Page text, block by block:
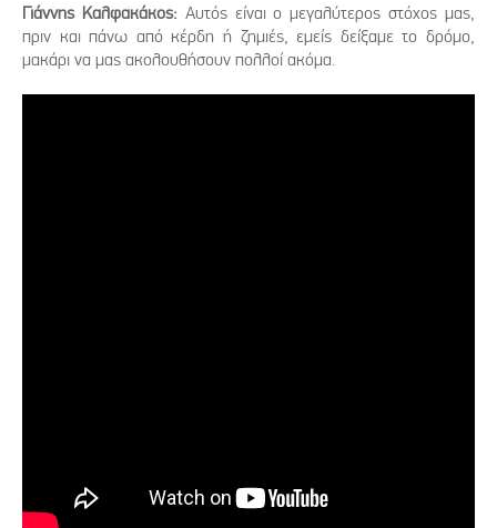
Γιάννης Καλφακάκος: Αυτός είναι ο μεγαλύτερος στόχος μας,
πριν και πάνω από κέρδη ή ζημιές, εμείς δείξαμε το δρόμο,
μακάρι να μας ακολουθήσουν πολλοί ακόμα.